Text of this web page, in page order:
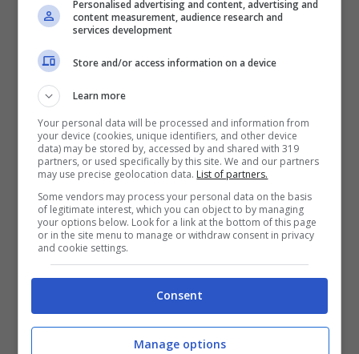
La showgirl Matilde Brandi (Screenshot da Instagram)
In perfetta forma e più bella che
Matilde Brandiha lasciato a bocca
Personalised advertising and content, advertising and
content measurement, audience research and
services development
Store and/or access information on a device
Learn more
Your personal data will be processed and information from
your device (cookies, unique identifiers, and other device
data) may be stored by, accessed by and shared with 319
partners, or used specifically by this site. We and our partners
may use precise geolocation data. List of partners.
Some vendors may process your personal data on the basis
of legitimate interest, which you can object to by managing
your options below. Look for a link at the bottom of this page
or in the site menu to manage or withdraw consent in privacy
and cookie settings.
Consent
Manage options